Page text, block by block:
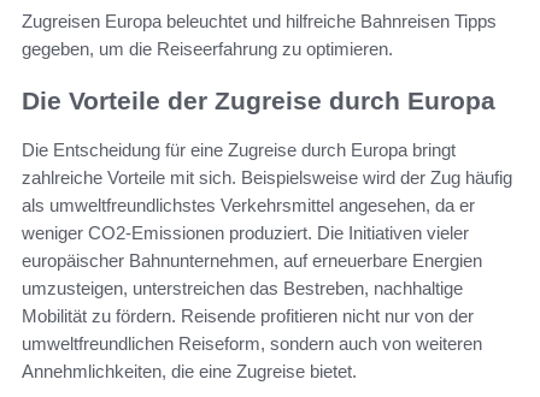
Zugreisen Europa beleuchtet und hilfreiche Bahnreisen Tipps
gegeben, um die Reiseerfahrung zu optimieren.
Die Vorteile der Zugreise durch Europa
Die Entscheidung für eine Zugreise durch Europa bringt
zahlreiche Vorteile mit sich. Beispielsweise wird der Zug häufig
als umweltfreundlichstes Verkehrsmittel angesehen, da er
weniger CO2-Emissionen produziert. Die Initiativen vieler
europäischer Bahnunternehmen, auf erneuerbare Energien
umzusteigen, unterstreichen das Bestreben, nachhaltige
Mobilität zu fördern. Reisende profitieren nicht nur von der
umweltfreundlichen Reiseform, sondern auch von weiteren
Annehmlichkeiten, die eine Zugreise bietet.